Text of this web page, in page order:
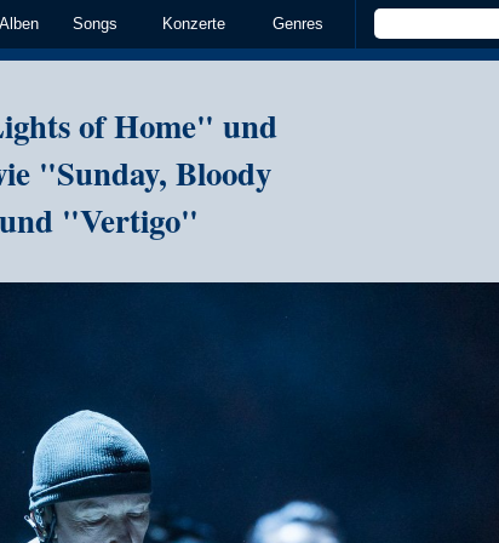
Alben Songs Konzerte Genres
of Home" und
"Sunday, Bloody
"Vertigo"